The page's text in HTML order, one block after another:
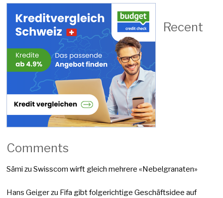
Recent
Comments
Sämi zuSwisscom wirft gleich mehrere «Nebelgranaten»
Hans Geigerzu Fifa gibt folgerichtige Geschäftsidee auf